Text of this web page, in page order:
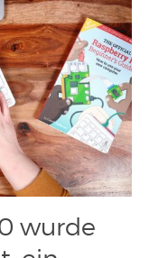
wurde